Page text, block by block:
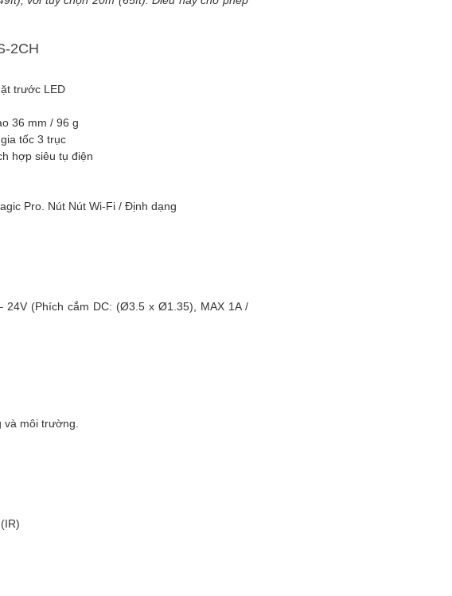
2CH
trước LED
36 mm / 96 g
tốc 3 trục
hợp siêu tụ điện
Pro. Nút Nút Wi-Fi / Định dạng
24V (Phích cắm DC: (Ø3.5 x Ø1.35), MAX 1A /
môi trường.